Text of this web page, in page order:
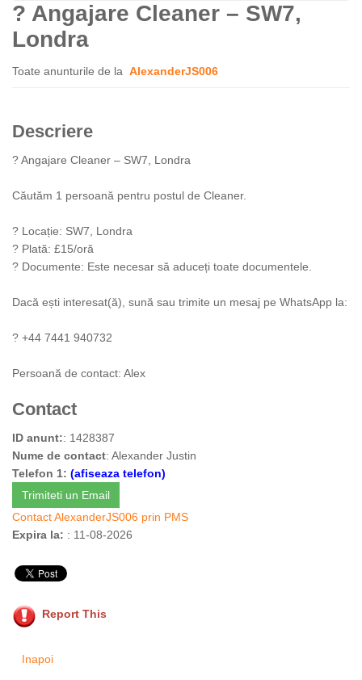
? Angajare Cleaner – SW7,
Londra
Toate anunturile de la AlexanderJS006
Descriere
? Angajare Cleaner – SW7, Londra
Căutăm 1 persoană pentru postul de Cleaner.
? Locație: SW7, Londra
? Plată: £15/oră
? Documente: Este necesar să aduceți toate documentele.
Dacă ești interesat(ă), sună sau trimite un mesaj pe WhatsApp la:
? +44 7441 940732
Persoană de contact: Alex
Contact
ID anunt:: 1428387
Nume de contact: Alexander Justin
Telefon 1: (afiseaza telefon)
Trimiteti un Email
Contact AlexanderJS006 prin PMS
Expira la: : 11-08-2026
Report This
Inapoi